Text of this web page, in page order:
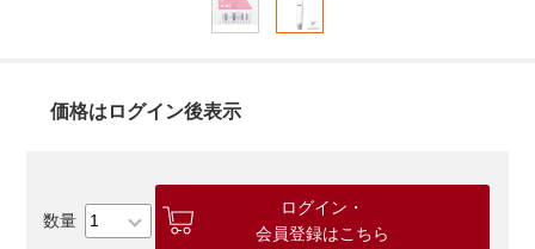
価格はログイン後表示
ログイン・
会員登録はこちら